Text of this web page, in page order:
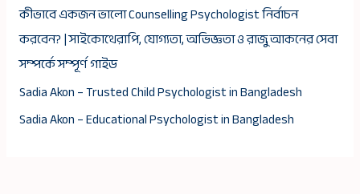
কীভাবে একজন ভালো Counselling Psychologist নির্বাচন
করবেন? | সাইকোথেরাপি, যোগ্যতা, অভিজ্ঞতা ও রাজু আকনের সেবা
সম্পর্কে সম্পূর্ণ গাইড
Sadia Akon – Trusted Child Psychologist in Bangladesh
Sadia Akon – Educational Psychologist in Bangladesh